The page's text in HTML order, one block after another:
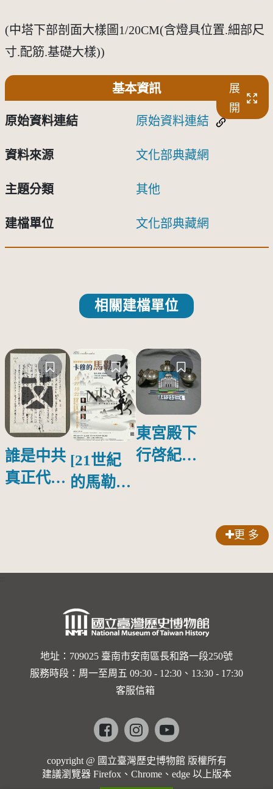
(中塔下部剖面大樣圖1/20CM(含燈具位置.細部尺
寸.配筋.基礎大樣))
基本資訊
展
開
原始資料連結 原始資料連結
資料來源 文化部典藏網
主題分類 其他
建檔單位 文化部典藏網
相關建檔單位
誰是中共
真正代言
[21世紀
的馬勒、
的依戀—
勒大地之
歌]【對
世界與生
命的依戀
馬勒大地
之歌】
東宮殿下
行啓紀念
更 多
地址：709025 臺南市安南區長和路一段250號
服務時段：周一至周五 09:30 - 12:30、13:30 - 17:30
客服信箱
Facebookinstagramyoutube
copyright @ 國立臺灣歷史博物館 版權所有
建議瀏覽器 Firefox、Chrome、edge 以上版本